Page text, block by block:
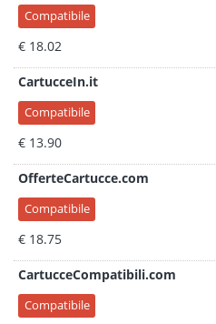
Compatibile
€ 18.02
CartucceIn.it
Compatibile
€ 13.90
OfferteCartucce.com
Compatibile
€ 18.75
CartucceCompatibili.com
Compatibile